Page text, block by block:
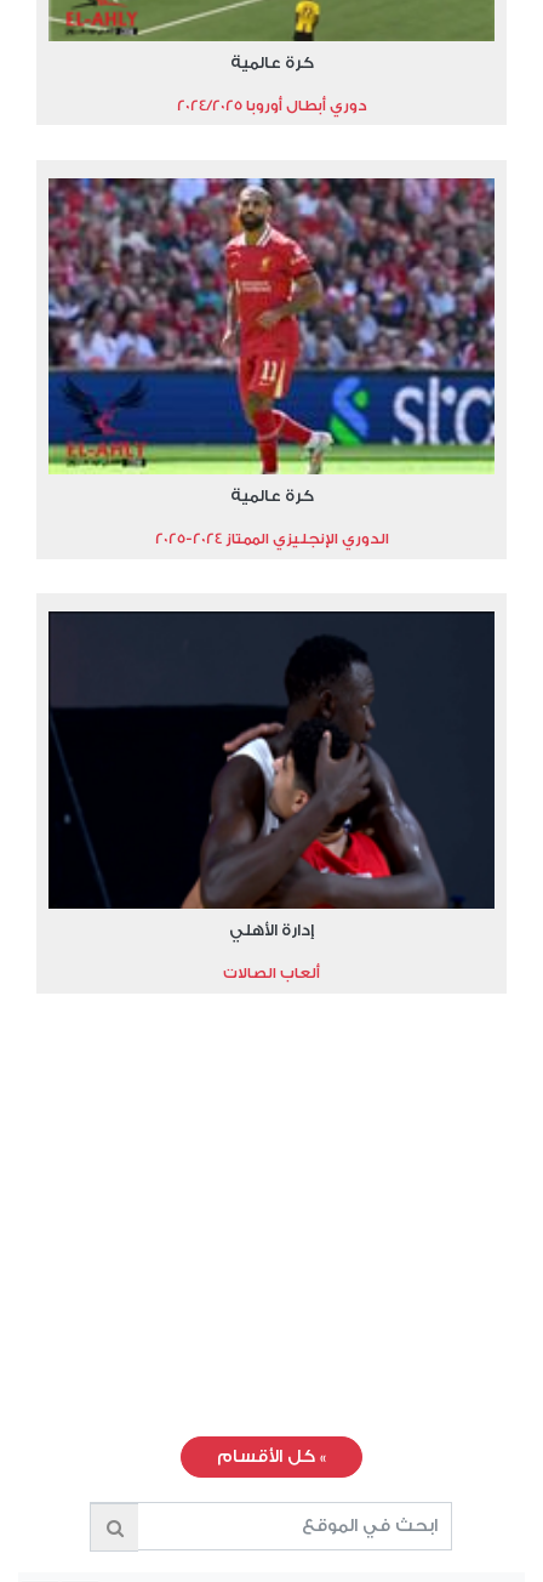
كرة عالمية
دوري أبطال أوروبا 2024/2025
كرة عالمية
الدوري الإنجليزي الممتاز 2024-2025
إدارة الأهلي
ألعاب الصالات
» كل الأقسام